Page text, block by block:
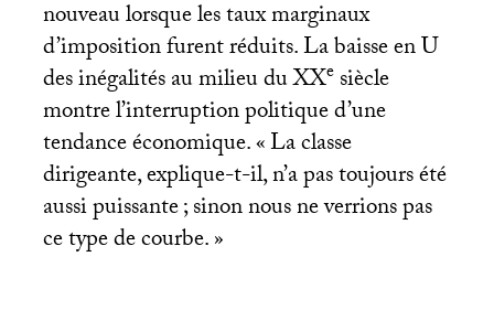
nouveau lorsque les taux marginaux
d’imposition furent réduits. La baisse en U
des inégalités au milieu duXXesiècle
montre l’interruption politique d’une
tendance économique. «La classe
dirigeante, explique-t-il, n’a pas toujours été
aussi puissante; sinon nous ne verrions pas
ce type de courbe.»